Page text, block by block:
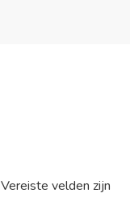
Vereiste velden zijn